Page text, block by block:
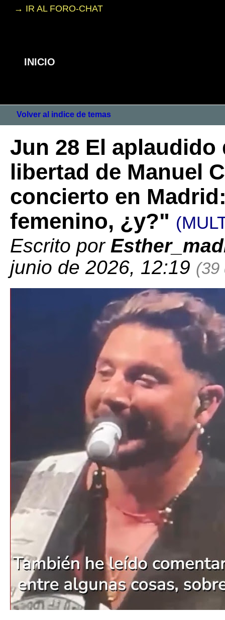
→ IR AL FORO-CHAT
INICIO
Volver al indice de temas
Jun 28 El
libertad de Manuel
concierto en
femenino, ¿y?"
Escrito por
junio de 2026, 12:19 (39